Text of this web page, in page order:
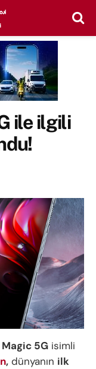
ile ilgili
Magic 5G isimli
, dünyanın ilk